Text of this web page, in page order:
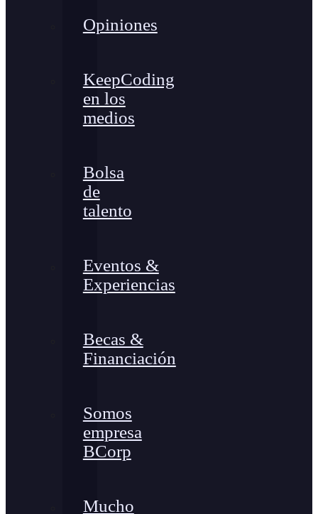
Opiniones
KeepCoding
en los
medios
Bolsa
de
talento
Eventos &
Experiencias
Becas &
Financiación
Somos
empresa
BCorp
Mucho